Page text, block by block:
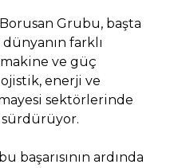
Grubu, başta
farklı
ve güç
enerji ve
sektörlerinde
başarısının ardında